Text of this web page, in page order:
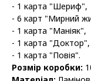
- 1 карта "Шериф",
- 6 карт "Мирний
- 1 карта "Маніяк",
- 1 карта "Доктор",
- 1 карта "Повія".
Розмір коробки: